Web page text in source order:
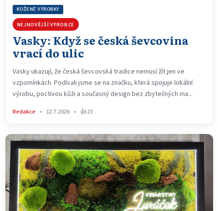
KOŽENÉ VÝROBKY
NEJNOVĚJŠÍ VÝROBCE
Vasky: Když se česká ševcovina
vrací do ulic
Vasky ukazují, že česká ševcovská tradice nemusí žít jen ve
vzpomínkách. Podívali jsme se na značku, která spojuje lokální
výrobu, poctivou kůži a současný design bez zbytečných ma...
Redakce • 12.7.2026 • 👍 23